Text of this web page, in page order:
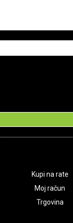
Kupi na rate
Moj račun
Trgovina